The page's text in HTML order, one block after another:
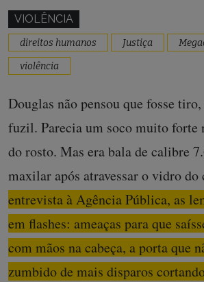
VIOLÊNCIA
direitos humanos Justiça
violência
Douglas não pensou que fosse
fuzil. Parecia um soco muito forte
do rosto. Mas era bala de calibre
maxilar após atravessar o vidro do
entrevista à Agência Pública, as
em flashes: ameaças para que
com mãos na cabeça, a porta que
zumbido de mais disparos